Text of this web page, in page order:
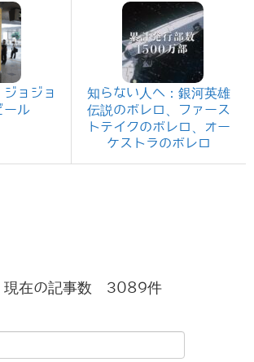
ョジョ
ール
知らない人へ：銀河英雄
伝説のボレロ、ファース
トテイクのボレロ、オー
ケストラのボレロ
現在の記事数 3089件